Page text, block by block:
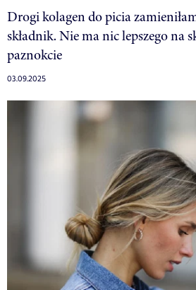
Drogi kolagen do picia
składnik. Nie ma nic lepszego na
paznokcie
03.09.2025